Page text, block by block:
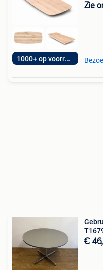
1000+ op voorraad!
Zie
€